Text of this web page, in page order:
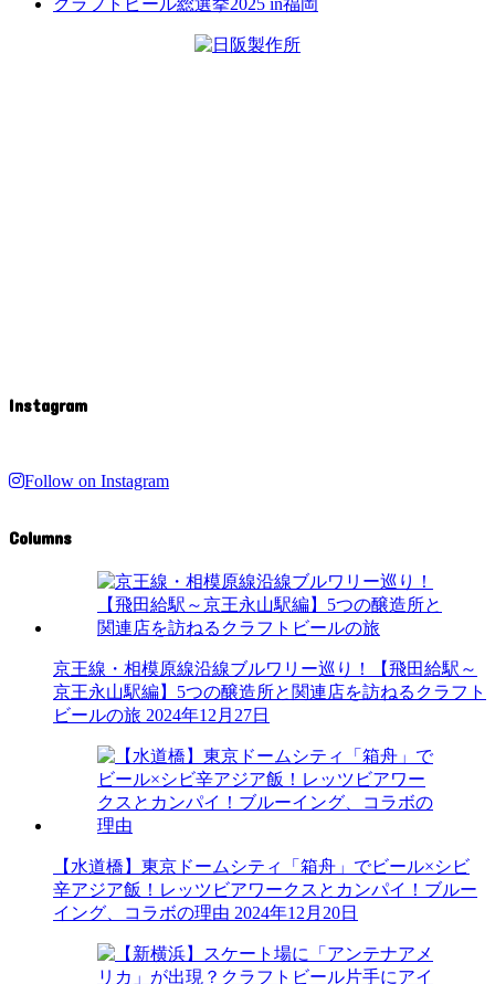
Instagram
Follow on Instagram
Columns
京王線・相模原線沿線ブルワリー巡り！【飛田給駅～
京王永山駅編】5つの醸造所と関連店を訪ねるクラフト
ビールの旅 2024年12月27日
【水道橋】東京ドームシティ「箱舟」でビール×シビ
辛アジア飯！レッツビアワークスとカンパイ！ブルー
イング、コラボの理由 2024年12月20日